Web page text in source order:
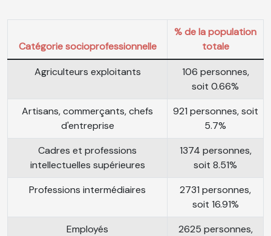
Catégorie socioprofessionnelle
% de la population
totale
Agriculteurs exploitants
106 personnes,
soit 0.66%
Artisans, commerçants, chefs
d'entreprise
921 personnes, soit
5.7%
Cadres et professions
intellectuelles supérieures
1374 personnes,
soit 8.51%
Professions intermédiaires
2731 personnes,
soit 16.91%
Employés
2625 personnes,